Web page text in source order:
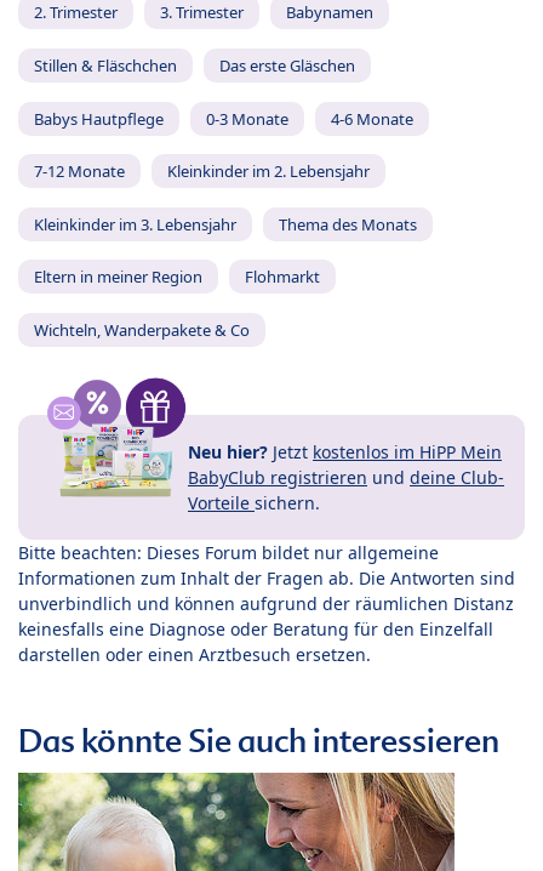
2. Trimester 3. Trimester Babynamen
Stillen & Fläschchen Das erste Gläschen
Babys Hautpflege 0-3 Monate 4-6 Monate
7-12 Monate Kleinkinder im 2. Lebensjahr
Kleinkinder im 3. Lebensjahr Thema des Monats
Eltern in meiner Region Flohmarkt
Wichteln, Wanderpakete & Co
Neu hier? Jetzt kostenlos im HiPP Mein
BabyClub registrieren und deine Club-
Vorteile sichern.
Bitte beachten: Dieses Forum bildet nur allgemeine
Informationen zum Inhalt der Fragen ab. Die Antworten sind
unverbindlich und können aufgrund der räumlichen Distanz
keinesfalls eine Diagnose oder Beratung für den Einzelfall
darstellen oder einen Arztbesuch ersetzen.
Das könnte Sie auch interessieren